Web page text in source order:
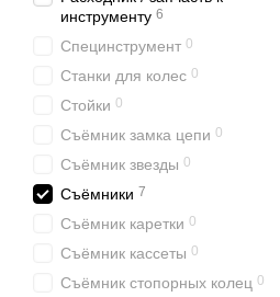
инструменту 6
Специнструмент 0
Станки для колес 0
Стойки 0
Съёмник замка цепи 0
Съёмник звезды 0
Съёмники 7
Съёмник каретки 0
Съёмник кассеты 0
Съёмник стопорных колец 0